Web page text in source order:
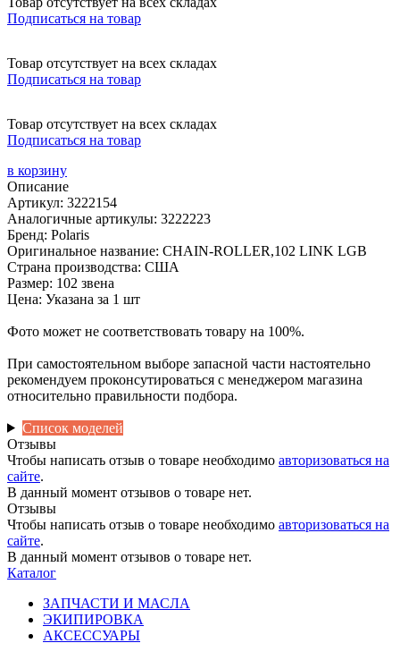
Подписаться на товар
Товар отсутствует на всех складах
Подписаться на товар
Товар отсутствует на всех складах
Подписаться на товар
в корзину
Описание
Артикул: 3222154
Аналогичные артикулы: 3222223
Бренд: Polaris
Оригинальное название: CHAIN-ROLLER,102 LINK LGB
Страна производства: США
Размер: 102 звена
Цена: Указана за 1 шт
Фото может не соответствовать товару на 100%.
При самостоятельном выборе запасной части настоятельно
рекомендуем проконсутироваться с менеджером магазина
относительно правильности подбора.
Список моделей
Отзывы
Чтобы написать отзыв о товаре необходимо авторизоваться на
сайте.
В данный момент отзывов о товаре нет.
Отзывы
Чтобы написать отзыв о товаре необходимо авторизоваться на
сайте.
В данный момент отзывов о товаре нет.
Каталог
ЗАПЧАСТИ И МАСЛА
ЭКИПИРОВКА
АКСЕССУАРЫ